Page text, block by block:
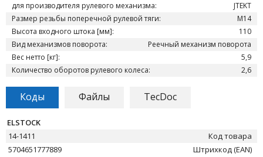
для производителя рулевого механизма:
JTEKT
Размер резьбы поперечной рулевой тяги:
M14
Высота входного штока [мм]:
110
Вид механизмов поворота:
Реечный механизм поворота
Вес нетто [кг]:
5,9
Количество оборотов рулевого колеса:
2,6
Коды Файлы TecDoc
ELSTOCK
14-1411
Код товара
5704651777889
Штрихкод (EAN)